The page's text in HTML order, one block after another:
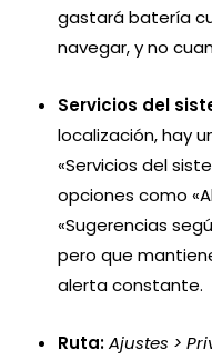
gastará batería
navegar, y no
Servicios del
localización, hay
«Servicios del
opciones como
«Sugerencias
pero que
alerta constante.
Ruta: Ajustes >